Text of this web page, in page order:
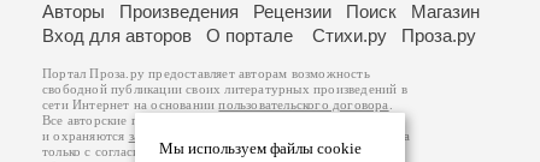
Мы используем файлы cookie
Авторы Произведения Рецензии Поиск
Магазин
Вход для авторов
О портале Стихи.ру Проза.ру
Портал Проза.ру предоставляет авторам возможность
свободной публикации своих литературных произведений в
сети Интернет на основаниипользовательского договора
Все авторские права на произведения принадлежат авторам
и охраняются законом
. Перепечатка произведений возможна
только с согласия его автора, к которому вы можете